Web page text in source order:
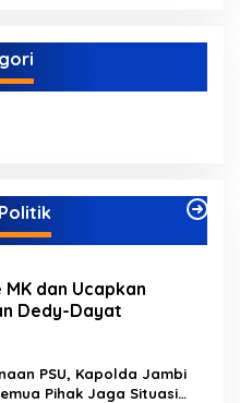
dan Ucapkan
Dedy-Dayat
PSU, Kapolda Jambi
Pihak Jaga Situasi